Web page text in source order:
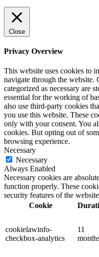
Close
Privacy Overview
This website uses cookies to
navigate through the website.
categorized as necessary are
essential for the working of
also use third-party cookies
you use this website. These
only with your consent. You
cookies. But opting out of
browsing experience.
Necessary
Necessary
Always Enabled
Necessary cookies are
function properly. These
security features of the
Cookie
cookielawinfo-
checkbox-analytics
11